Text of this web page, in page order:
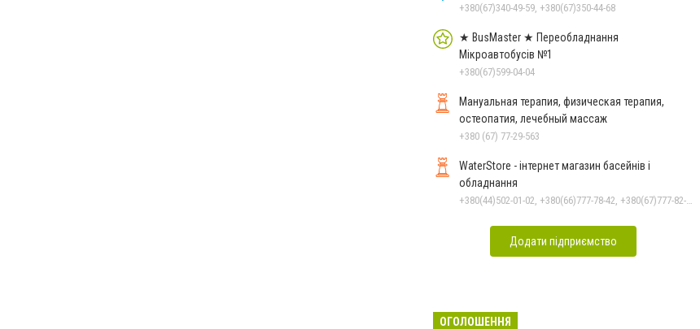
+380(67)340-49-59, +380(67)350-44-68
★ BusMaster ★ Переобладнання
Мікроавтобусів №1
+380(67)599-04-04
Мануальная терапия, физическая терапия,
остеопатия, лечебный массаж
+380 (67) 77-29-563
WaterStore - інтернет магазин басейнів і
обладнання
Додати підприємство
ОГОЛОШЕННЯ